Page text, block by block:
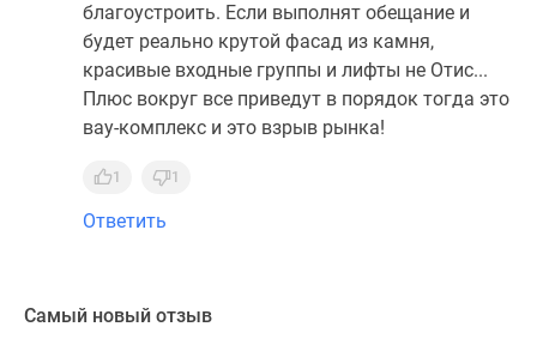
благоустроить. Если выполнят обещание и
будет реально крутой фасад из камня,
красивые входные группы и лифты не Отис...
Плюс вокруг все приведут в порядок тогда это
вау-комплекс и это взрыв рынка!
1 1
Ответить
Самый новый отзыв